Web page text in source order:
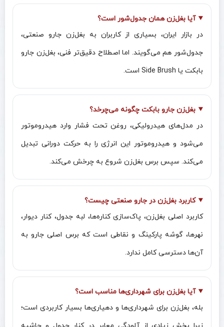
آیا بغل‌زن همان جدول‌شور است؟
در بازار ایران، بسیاری از کاربران به بغل‌زن جارو صنعتی،
جدول‌شور هم می‌گویند. اما اصطلاح دقیق‌تر فنی، بغل‌زن جارو
بابکت یا Side Brush است.
بغل‌زن جارو بابکت چگونه می‌چرخد؟
در مدل‌های هیدرولیکی، روغن تحت فشار وارد هیدروموتور
می‌شود و هیدروموتور این انرژی را به حرکت دورانی تبدیل
می‌کند. سپس برس بغل‌زن شروع به چرخش می‌کند.
کاربرد بغل‌زن در جارو صنعتی چیست؟
کاربرد اصلی بغل‌زن، پاک‌سازی کناره‌ها، لبه جدول، کنار دیوار،
نهرها، گوشه پارکینگ و نقاطی است که برس اصلی جارو به
آن‌ها دسترسی کامل ندارد.
آیا بغل‌زن برای شهرداری‌ها مناسب است؟
بله، بغل‌زن برای شهرداری‌ها و دهیاری‌ها بسیار کاربردی است؛